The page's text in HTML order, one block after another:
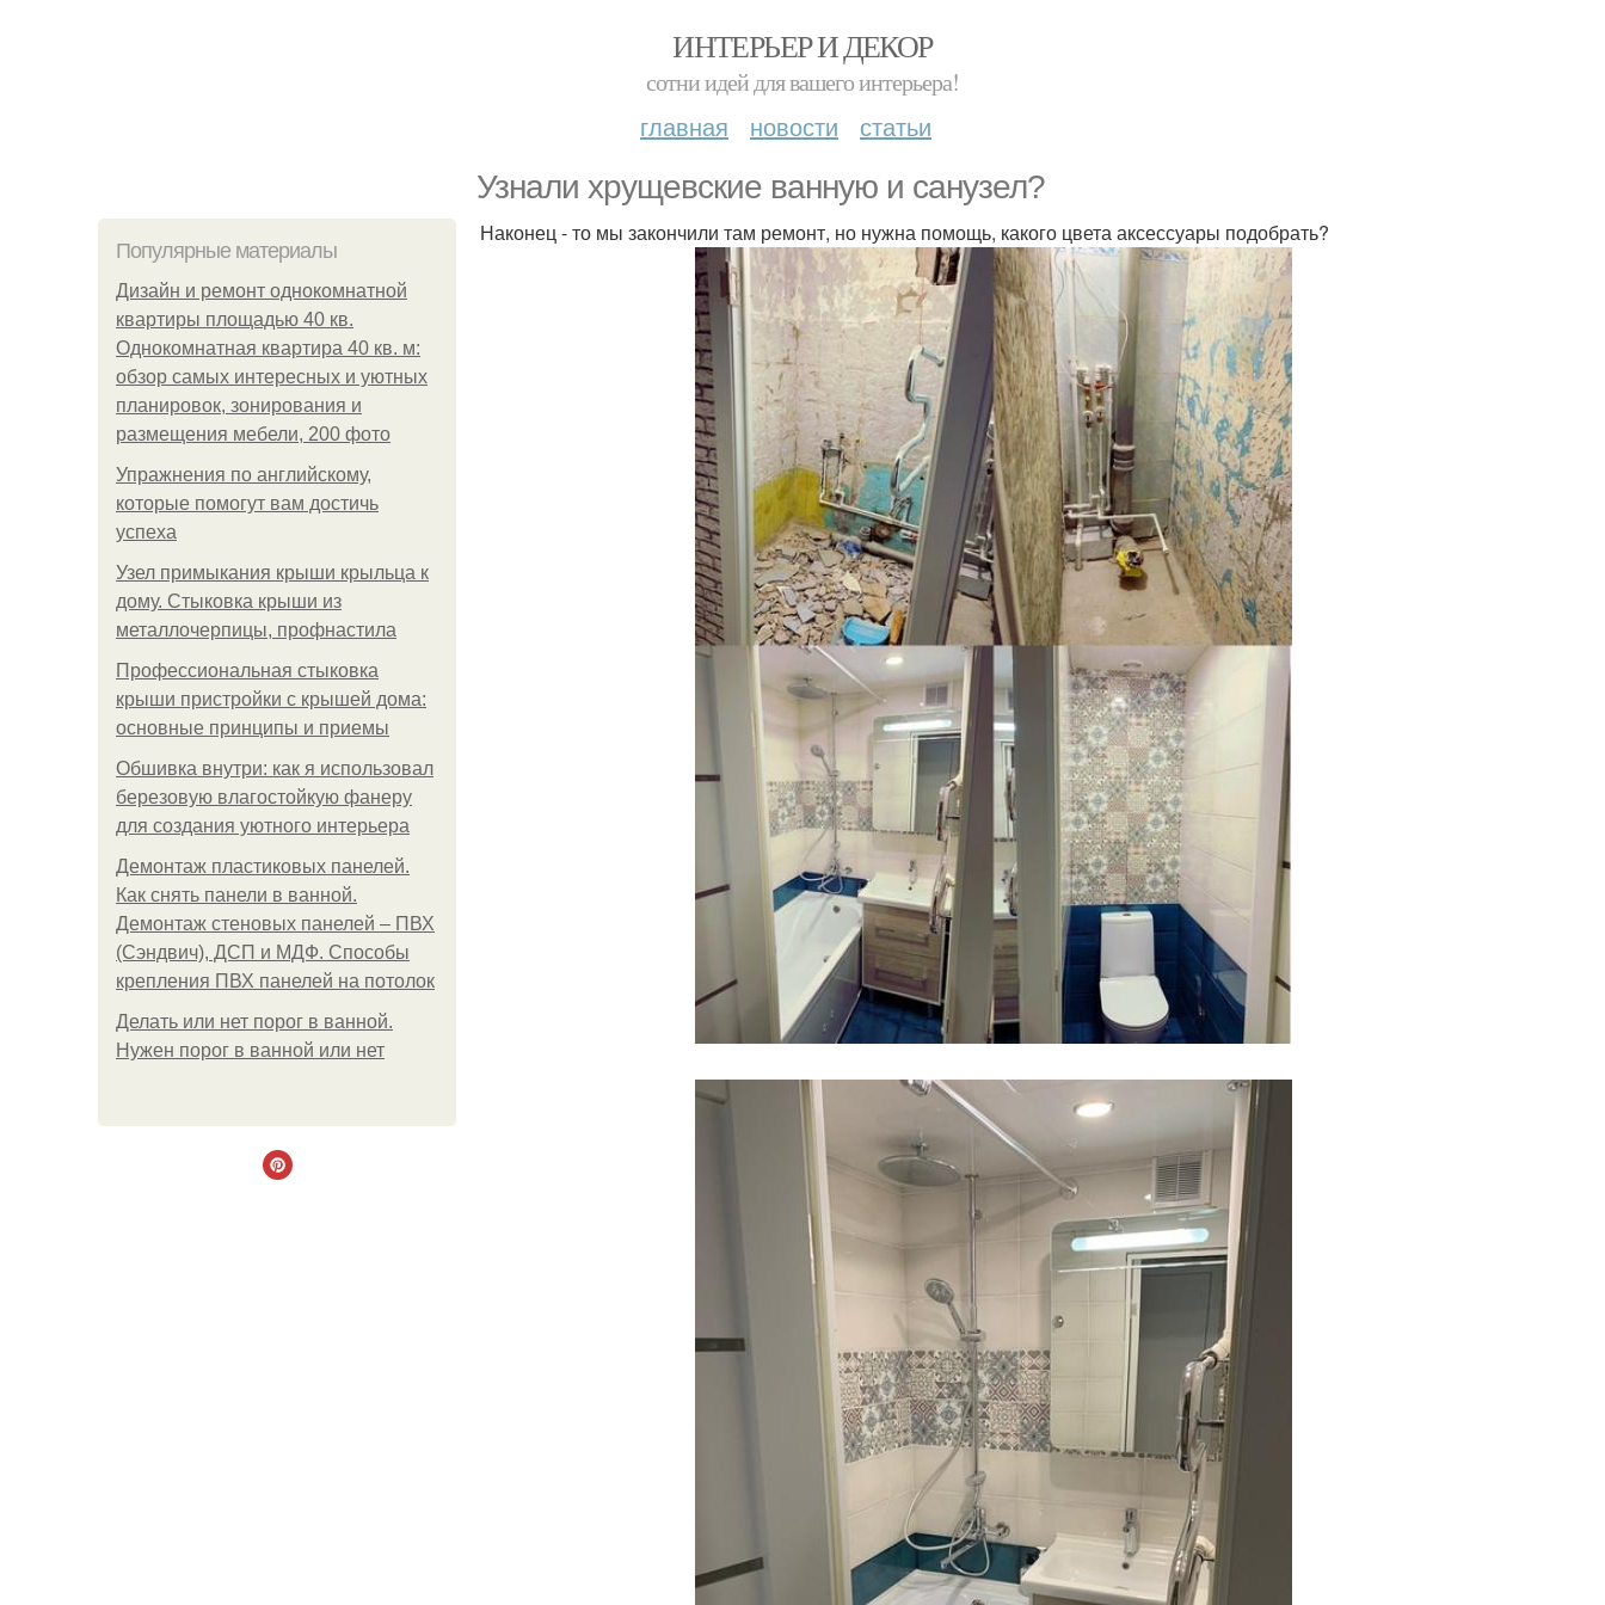
ИНТЕРЬЕР И ДЕКОР
сотни идей для вашего интерьера!
главная новости статьи
Узнали хрущевские ванную и санузел?
Популярные материалы
Дизайн и ремонт однокомнатной
квартиры площадью 40 кв.
Однокомнатная квартира 40 кв. м:
обзор самых интересных и уютных
планировок, зонирования и
размещения мебели, 200 фото
Упражнения по английскому,
которые помогут вам достичь
успеха
Узел примыкания крыши крыльца к
дому. Стыковка крыши из
металлочерпицы, профнастила
Профессиональная стыковка
крыши пристройки с крышей дома:
основные принципы и приемы
Обшивка внутри: как я использовал
березовую влагостойкую фанеру
для создания уютного интерьера
Демонтаж пластиковых панелей.
Как снять панели в ванной.
Демонтаж стеновых панелей – ПВХ
(Сэндвич), ДСП и МДФ. Способы
крепления ПВХ панелей на потолок
Делать или нет порог в ванной.
Нужен порог в ванной или нет
Наконец - то мы закончили там ремонт, но нужна помощь, какого цвета аксессуары подобрать?